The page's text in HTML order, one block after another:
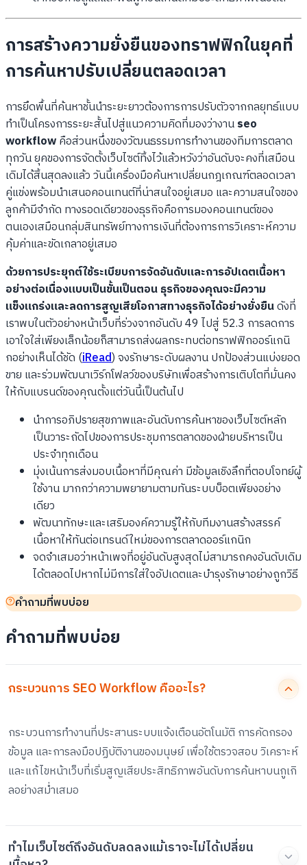
การสร้างความยั่งยืนของทราฟฟิกในยุคที่
การค้นหาปรับเปลี่ยนตลอดเวลา
การยึดพื้นที่ค้นหาชั้นนำระยะยาวต้องการการปรับตัวจากกลยุทธ์แบบ
ทำเป็นโครงการระยะสั้นไปสู่แนวความคิดที่มองว่างานseo
workflowคือส่วนหนึ่งของวัฒนธรรมการทำงานของทีมการตลาด
ทุกวัน ยุคของการจัดตั้งเว็บไซต์ทิ้งไว้แล้วหวังว่าอันดับจะคงที่เสมือน
เดิมได้สิ้นสุดลงแล้ว วันนี้เครื่องมือค้นหาเปลี่ยนกฎเกณฑ์ตลอดเวลา
คู่แข่งพร้อมนำเสนอคอนเทนต์ที่น่าสนใจอยู่เสมอ และความสนใจของ
ลูกค้ามีจำกัด ทางรอดเดียวของธุรกิจคือการมองคอนเทนต์ของ
ตนเองเสมือนกลุ่มสินทรัพย์ทางการเงินที่ต้องการการวิเคราะห์ความ
คุ้มค่าและขัดเกลาอยู่เสมอ
ด้วยการประยุกต์ใช้ระเบียบการจัดอันดับและการอัปเดตเนื้อหา
อย่างต่อเนื่องแบบเป็นขั้นเป็นตอน ธุรกิจของคุณจะมีความ
แข็งแกร่งและลดการสูญเสียโอกาสทางธุรกิจได้อย่างยั่งยืนดังที่
เราพบในตัวอย่างหน้าเว็บที่ร่วงจากอันดับ 49 ไปสู่ 52.3 การลดการ
เอาใจใส่เพียงเล็กน้อยก็สามารถส่งผลกระทบต่อทราฟฟิกออร์แกนิ
กอย่างเห็นได้ชัด (iRead) จงรักษาระดับผลงาน ปกป้องส่วนแบ่งยอด
ขาย และร่วมพัฒนาเวิร์กโฟลว์ของบริษัทเพื่อสร้างการเติบโตที่มั่นคง
ให้กับแบรนด์ของคุณตั้งแต่วันนี้เป็นต้นไป
นำการอภิปรายสุขภาพและอันดับการค้นหาของเว็บไซต์หลัก
เป็นวาระถัดไปของการประชุมการตลาดของฝ่ายบริหารเป็น
ประจำทุกเดือน
มุ่งเน้นการส่งมอบเนื้อหาที่มีคุณค่า มีข้อมูลเชิงลึกที่ตอบโจทย์ผู้
ใช้งาน มากกว่าความพยายามตามทันระบบบ็อตเพียงอย่าง
เดียว
พัฒนาทักษะและเสริมองค์ความรู้ให้กับทีมงานสร้างสรรค์
เนื้อหาให้ทันต่อเทรนด์ใหม่ของการตลาดออร์แกนิก
จดจำเสมอว่าหน้าเพจที่อยู่อันดับสูงสุดไม่สามารถคงอันดับเดิม
ได้ตลอดไปหากไม่มีการใส่ใจอัปเดตและบำรุงรักษาอย่างถูกวิธี
คำถามที่พบบ่อย
คำถามที่พบบ่อย
กระบวนการ SEO Workflow คืออะไร?
กระบวนการทำงานที่ประสานระบบแจ้งเตือนอัตโนมัติ การคัดกรอง
ข้อมูล และการลงมือปฏิบัติงานของมนุษย์ เพื่อใช้ตรวจสอบ วิเคราะห์
และแก้ไขหน้าเว็บที่เริ่มสูญเสียประสิทธิภาพอันดับการค้นหาบนกูเกิ
ลอย่างสม่ำเสมอ
ทำไมเว็บไซต์ถึงอันดับลดลงแม้เราจะไม่ได้เปลี่ยน